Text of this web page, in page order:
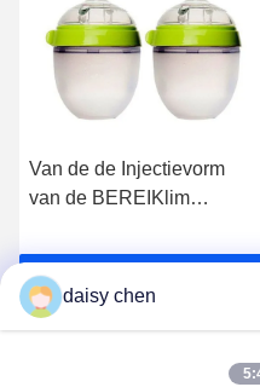
Van de de Injectievorm
van de BEREIKlim
Rubbersamenstelling van
de het Voedselrang de
Babyglansmachine,
Krijg Beste Prijs
daisy chen